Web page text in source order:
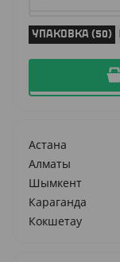
УПАКОВКА (50)
Астана
Алматы
Шымкент
Караганда
Кокшетау